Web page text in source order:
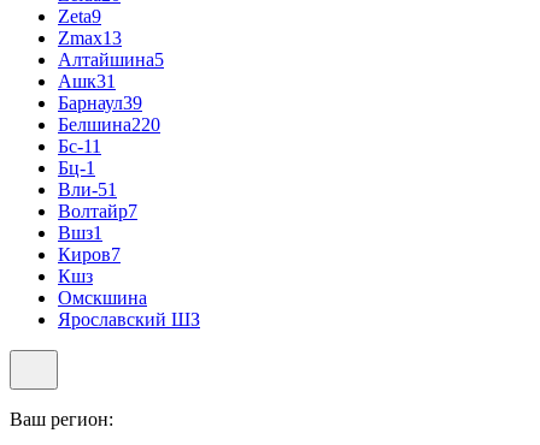
Zeta9
Zmax13
Алтайшина5
Ашк31
Барнаул39
Белшина220
Бс-11
Бц-1
Вли-51
Волтайр7
Вшз1
Киров7
Кшз
Омскшина
Ярославский ШЗ
Ваш регион: